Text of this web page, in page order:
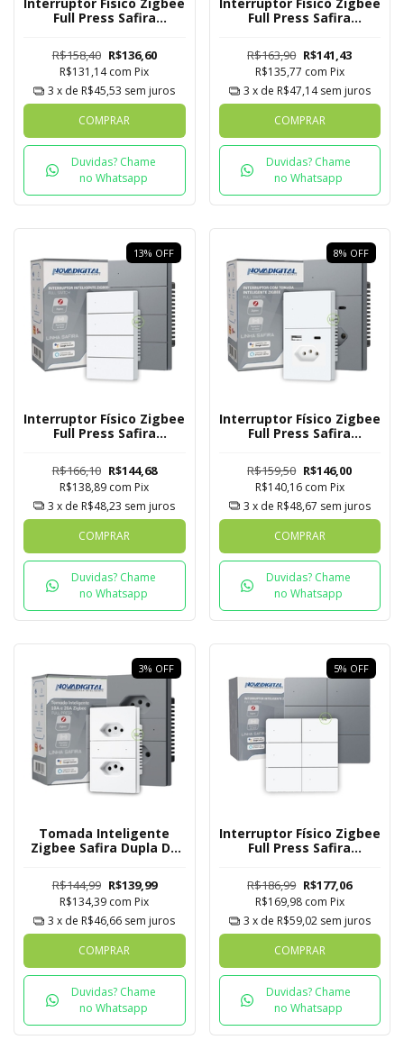
Interruptor Físico Zigbee
Full Press Safira
R$158,40 R$136,60
R$131,14com Pix
3 x de R$45,53 sem juros
COMPRAR
Duvidas? Chame
no Whatsapp
Interruptor Físico Zigbee
Full Press Safira
R$163,90 R$141,43
R$135,77 com Pix
3 x de R$47,14 sem juros
COMPRAR
Duvidas? Chame
no Whatsapp
13% OFF
Interruptor Físico Zigbee
Full Press Safira
R$166,10 R$144,68
R$138,89 com Pix
3 x de R$48,23 sem juros
COMPRAR
Duvidas? Chame
no Whatsapp
8% OFF
Interruptor Físico Zigbee
Full Press Safira
Tomada + USB C
R$159,50 R$146,00
R$140,16 com Pix
3 x de R$48,67 sem juros
COMPRAR
Duvidas? Chame
no Whatsapp
3% OFF
Tomada Inteligente
Zigbee Safira Dupla De
Tuya
R$144,99 R$139,99
R$134,39 com Pix
3 x de R$46,66 sem juros
COMPRAR
Duvidas? Chame
no Whatsapp
5% OFF
Interruptor Físico Zigbee
Full Press Safira
Botões
R$186,99 R$177,06
R$169,98 com Pix
3 x de R$59,02 sem juros
COMPRAR
Duvidas? Chame
no Whatsapp